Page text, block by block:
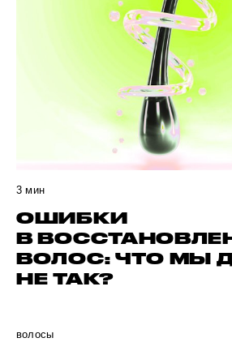
3 мин
ОШИБКИ
В
ВОЛОС: ЧТО МЫ
НЕ ТАК?
волосы